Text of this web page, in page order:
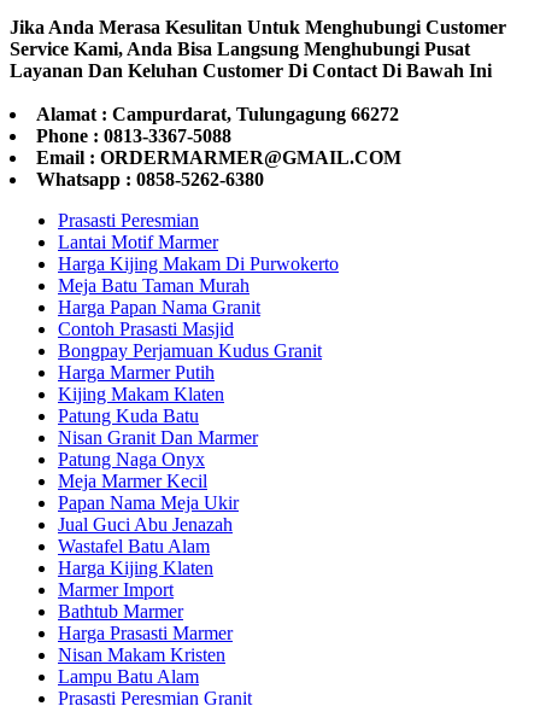
Jika Anda Merasa Kesulitan Untuk Menghubungi Customer
Service Kami, Anda Bisa Langsung Menghubungi Pusat
Layanan Dan Keluhan Customer Di Contact Di Bawah Ini
Alamat : Campurdarat, Tulungagung 66272
Phone : 0813-3367-5088
Email : ORDERMARMER@GMAIL.COM
Whatsapp : 0858-5262-6380
Prasasti Peresmian
Lantai Motif Marmer
Harga Kijing Makam Di Purwokerto
Meja Batu Taman Murah
Harga Papan Nama Granit
Contoh Prasasti Masjid
Bongpay Perjamuan Kudus Granit
Harga Marmer Putih
Kijing Makam Klaten
Patung Kuda Batu
Nisan Granit Dan Marmer
Patung Naga Onyx
Meja Marmer Kecil
Papan Nama Meja Ukir
Jual Guci Abu Jenazah
Wastafel Batu Alam
Harga Kijing Klaten
Marmer Import
Bathtub Marmer
Harga Prasasti Marmer
Nisan Makam Kristen
Lampu Batu Alam
Prasasti Peresmian Granit